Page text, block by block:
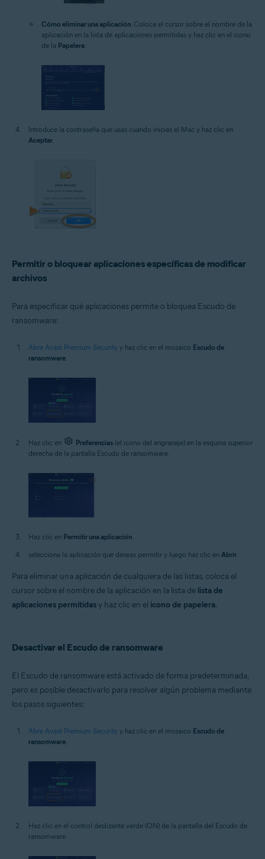
Cómo eliminar una aplicación: Coloca el cursor sobre el nombre de la
aplicación en la lista de aplicaciones permitidas y haz clic en el icono
de la Papelera
Introduce la contraseña que usas cuando inicias el Mac y haz clic en
Aceptar.
Permitir o bloquear aplicaciones específicas de modificar
archivos
Para especificar qué aplicaciones permite o bloquea Escudo de
ransomware:
Abre Avast Premium Security y haz clic en el mosaico Escudo de
ransomware.
Haz clic en Preferencias (el icono del engranaje) en la esquina superior
derecha de la pantalla Escudo de ransomware.
Haz clic en Permitir una aplicación
selecciona la aplicación que deseas permitir y luego haz clic en Abrir
Para eliminar una aplicación de cualquiera de las listas, coloca el
cursor sobre el nombre de la aplicación en la lista de lista de
aplicaciones permitidasy haz clic en el icono de papelera.
Desactivar el Escudo de ransomware
El Escudo de ransomware está activado de forma predeterminada,
pero es posible desactivarlo para resolver algún problema mediante
los pasos siguientes:
Abre Avast Premium Security y haz clic en el mosaico Escudo de
ransomware
Haz clic en el control deslizante verde (ON) de la pantalla del Escudo de
ransomware.